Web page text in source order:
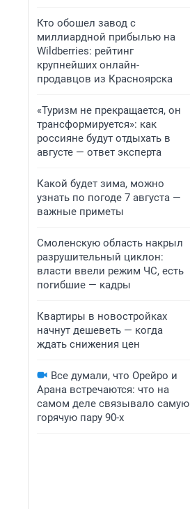
Кто обошел завод с
миллиардной прибылью на
Wildberries: рейтинг
крупнейших онлайн-
продавцов из Красноярска
«Туризм не прекращается, он
трансформируется»: как
россияне будут отдыхать в
августе — ответ эксперта
Какой будет зима, можно
узнать по погоде 7 августа —
важные приметы
Смоленскую область накрыл
разрушительный циклон:
власти ввели режим ЧС, есть
погибшие — кадры
Квартиры в новостройках
начнут дешеветь — когда
ждать снижения цен
Все думали, что Орейро и
Арана встречаются: что на
самом деле связывало самую
горячую пару 90-х